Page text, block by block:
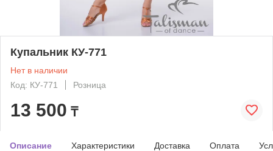
Купальник КУ-771
Нет в наличии
Код: КУ-771
Розница
13 500 ₸
Описание Характеристики Доставка Оплата